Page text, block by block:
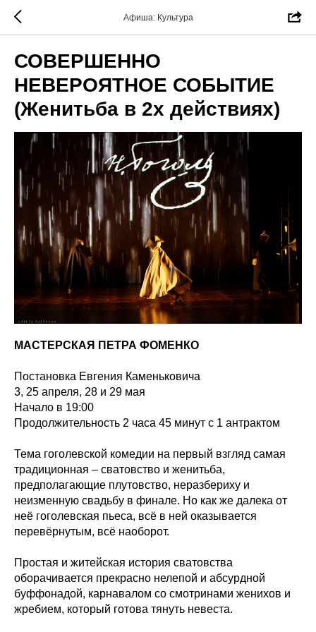
Афиша: Культура
СОВЕРШЕННО
НЕВЕРОЯТНОЕ СОБЫТИЕ
(Женитьба в 2х действиях)
МАСТЕРСКАЯ ПЕТРА ФОМЕНКО
Постановка Евгения Каменьковича
3, 25 апреля, 28 и 29 мая
Начало в 19:00
Продолжительность 2 часа 45 минут с 1 антрактом
Тема гоголевской комедии на первый взгляд самая
традиционная – сватовство и женитьба,
предполагающие плутовство, неразбериху и
неизменную свадьбу в финале. Но как же далека от
неё гоголевская пьеса, всё в ней оказывается
перевёрнутым, всё наоборот.
Простая и житейская история сватовства
оборачивается прекрасно нелепой и абсурдной
буффонадой, карнавалом со смотринами женихов и
жребием, который готова тянуть невеста.